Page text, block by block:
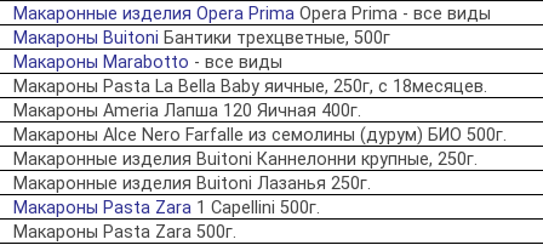
Макаронные изделия Opera PrimaOpera Prima - все виды
Макароны Buitoni Бантики трехцветные, 500г
Макароны Marabotto - все виды
Макароны Pasta La Bella Baby яичные, 250г, с 18месяцев.
Макароны Аmeria Лапша 120 Яичная 400г.
Макароны Alce Nero Farfalle из семолины (дурум) БИО 500г.
Макаронные изделия Buitoni Каннелонни крупные, 250г.
Макаронные изделия Buitoni Лазанья 250г.
Макароны Pasta Zara1 Capellini 500г.
Макароны Pasta Zara 500г.